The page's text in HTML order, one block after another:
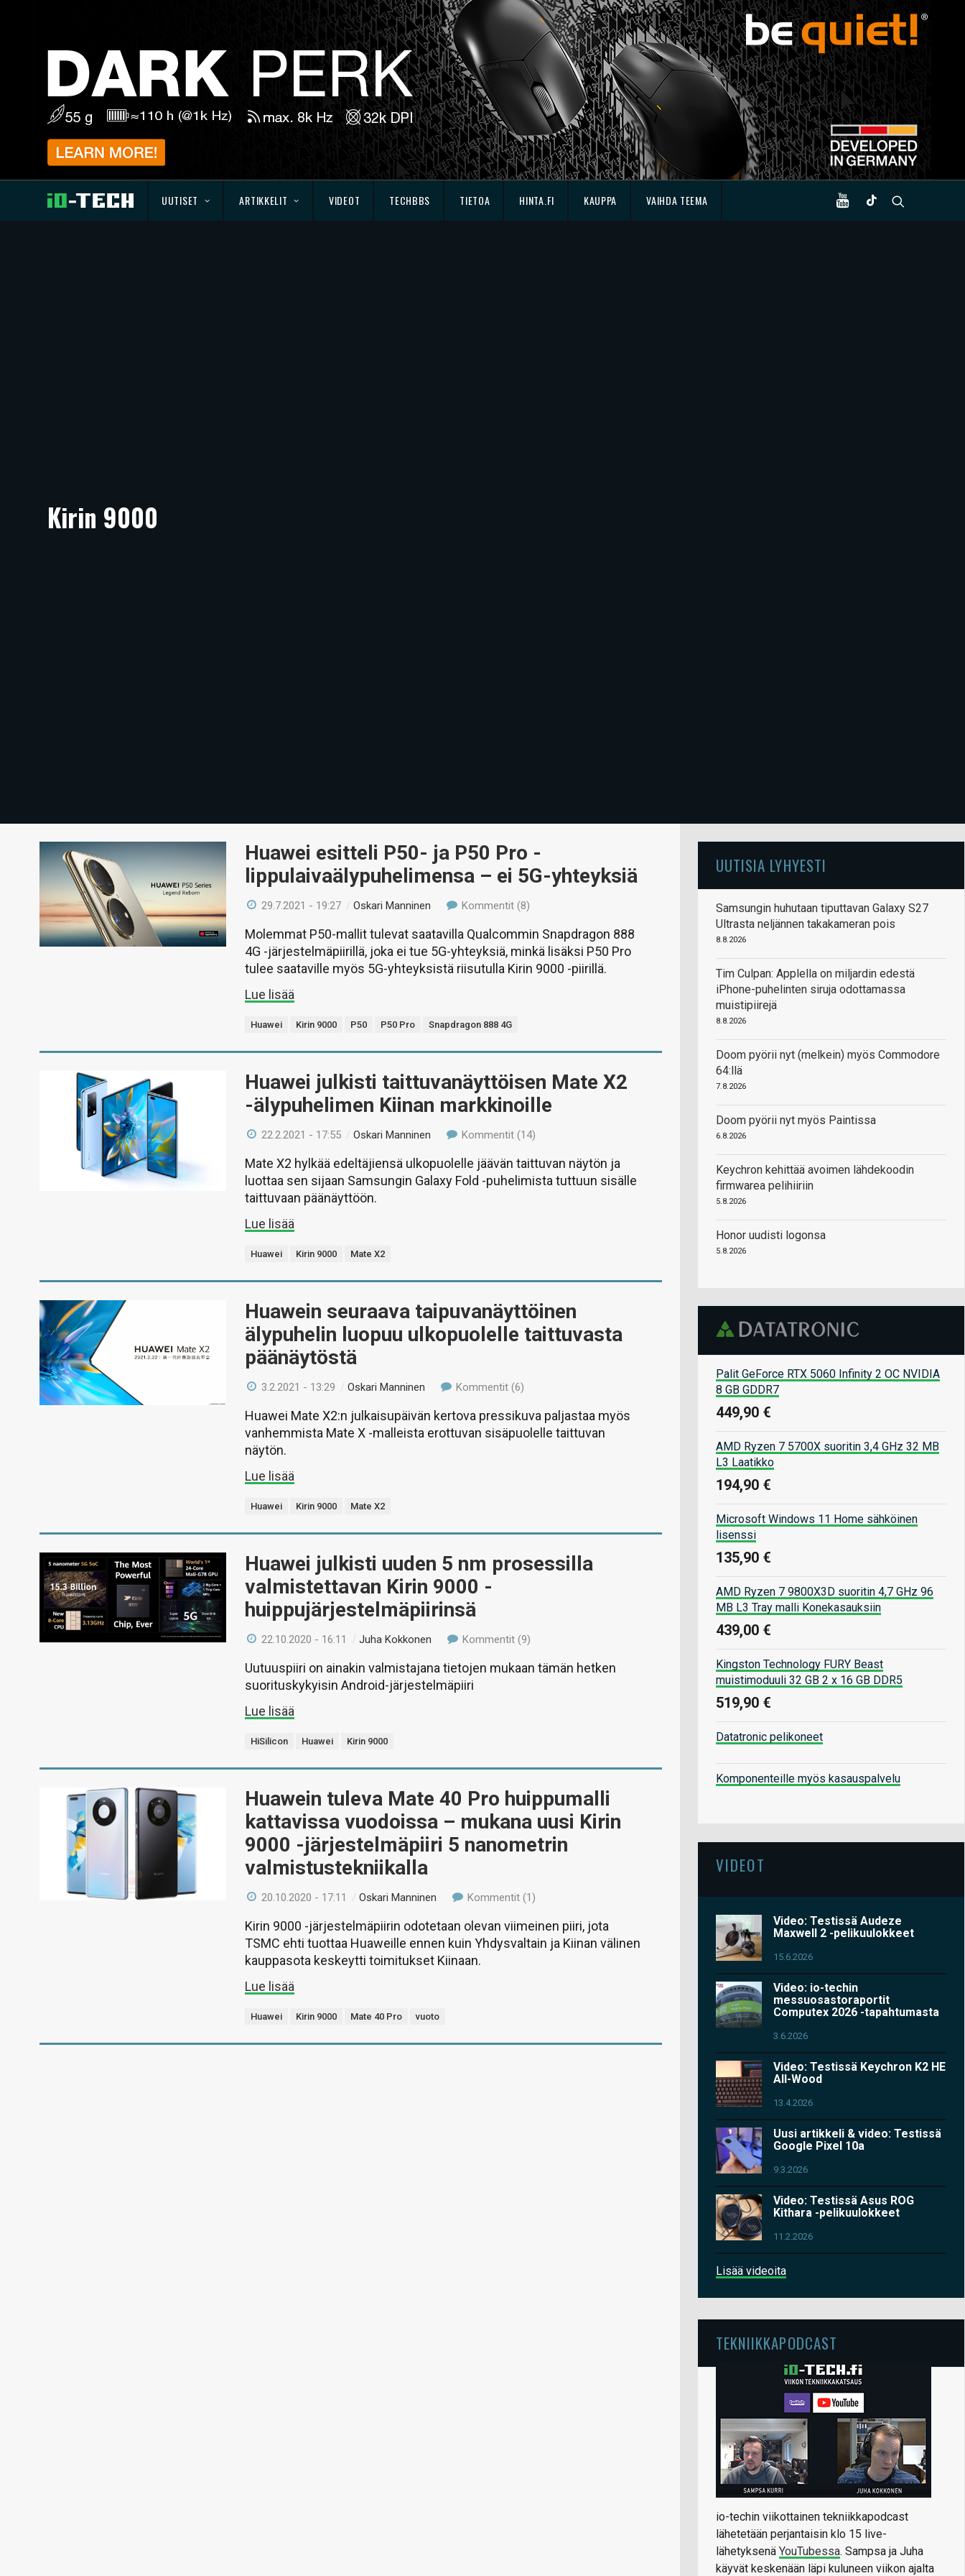
UUTISET ARTIKKELIT VIDEOT TECHBBS TIETOA HINTA.FI KAUPPA VAIHDA TEEMA
Kirin 9000
Huawei esitteli P50- ja P50 Pro -
lippulaivaälypuhelimensa – ei 5G-yhteyksiä
29.7.2021 - 19:27 /Oskari Manninen Kommentit (8)
Molemmat P50-mallit tulevat saatavilla Qualcommin Snapdragon 888
4G -järjestelmäpiirillä, joka ei tue 5G-yhteyksiä, minkä lisäksi P50 Pro
tulee saataville myös 5G-yhteyksistä riisutulla Kirin 9000 -piirillä.
Lue lisää
Huawei Kirin 9000 P50 P50 Pro Snapdragon 888 4G
Huawei julkisti taittuvanäyttöisen Mate X2
-älypuhelimen Kiinan markkinoille
22.2.2021 - 17:55 /Oskari Manninen Kommentit (14)
Mate X2 hylkää edeltäjiensä ulkopuolelle jäävän taittuvan näytön ja
luottaa sen sijaan Samsungin Galaxy Fold -puhelimista tuttuun sisälle
taittuvaan päänäyttöön.
Lue lisää
Huawei Kirin 9000 Mate X2
Huawein seuraava taipuvanäyttöinen
älypuhelin luopuu ulkopuolelle taittuvasta
päänäytöstä
3.2.2021 - 13:29 /Oskari Manninen Kommentit (6)
Huawei Mate X2:n julkaisupäivän kertova pressikuva paljastaa myös
vanhemmista Mate X -malleista erottuvan sisäpuolelle taittuvan
näytön.
Lue lisää
Huawei Kirin 9000 Mate X2
Huawei julkisti uuden 5 nm prosessilla
valmistettavan Kirin 9000 -
huippujärjestelmäpiirinsä
22.10.2020 - 16:11 /Juha Kokkonen Kommentit (9)
Uutuuspiiri on ainakin valmistajana tietojen mukaan tämän hetken
suorituskykyisin Android-järjestelmäpiiri
Lue lisää
HiSilicon Huawei Kirin 9000
Huawein tuleva Mate 40 Pro huippumalli
kattavissa vuodoissa – mukana uusi Kirin
9000 -järjestelmäpiiri 5 nanometrin
valmistustekniikalla
20.10.2020 - 17:11 /Oskari Manninen Kommentit (1)
Kirin 9000 -järjestelmäpiirin odotetaan olevan viimeinen piiri, jota
TSMC ehti tuottaa Huaweille ennen kuin Yhdysvaltain ja Kiinan välinen
kauppasota keskeytti toimitukset Kiinaan.
Lue lisää
Huawei Kirin 9000 Mate 40 Pro vuoto
UUTISIA LYHYESTI
Samsungin huhutaan tiputtavan Galaxy S27
Ultrasta neljännen takakameran pois
8.8.2026
Tim Culpan: Applella on miljardin edestä
iPhone-puhelinten siruja odottamassa
muistipiirejä
8.8.2026
Doom pyörii nyt (melkein) myös Commodore
64:llä
7.8.2026
Doom pyörii nyt myös Paintissa
6.8.2026
Keychron kehittää avoimen lähdekoodin
firmwarea pelihiiriin
5.8.2026
Honor uudisti logonsa
5.8.2026
Palit GeForce RTX 5060 Infinity 2 OC NVIDIA
8 GB GDDR7
449,90 €
AMD Ryzen 7 5700X suoritin 3,4 GHz 32 MB
L3 Laatikko
194,90 €
Microsoft Windows 11 Home sähköinen
lisenssi
135,90 €
AMD Ryzen 7 9800X3D suoritin 4,7 GHz 96
MB L3 Tray malli Konekasauksiin
439,00 €
Kingston Technology FURY Beast
muistimoduuli 32 GB 2 x 16 GB DDR5
519,90 €
Datatronic pelikoneet
Komponenteille myös kasauspalvelu
VIDEOT
Video: Testissä Audeze
Maxwell 2 -pelikuulokkeet
15.6.2026
Video: io-techin
messuosastoraportit
Computex 2026 -tapahtumasta
3.6.2026
Video: Testissä Keychron K2 HE
All-Wood
13.4.2026
Uusi artikkeli & video: Testissä
Google Pixel 10a
9.3.2026
Video: Testissä Asus ROG
Kithara -pelikuulokkeet
11.2.2026
Lisää videoita
TEKNIIKKAPODCAST
io-techin viikottainen tekniikkapodcast
lähetetään perjantaisin klo 15 live-
lähetyksenä YouTubessa. Sampsa ja Juha
käyvät keskenään läpi kuluneen viikon ajalta